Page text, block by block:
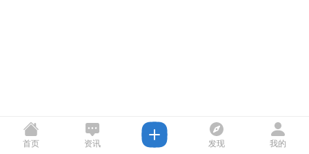
首页 资讯 发现 我的